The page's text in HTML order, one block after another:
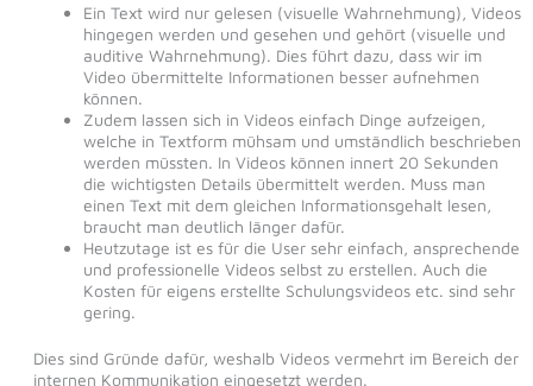
Ein Text wird nur gelesen (visuelle Wahrnehmung), Videos
hingegen werden und gesehen und gehört (visuelle und
auditive Wahrnehmung). Dies führt dazu, dass wir im
Video übermittelte Informationen besser aufnehmen
können.
Zudem lassen sich in Videos einfach Dinge aufzeigen,
welche in Textform mühsam und umständlich beschrieben
werden müssten. In Videos können innert 20 Sekunden
die wichtigsten Details übermittelt werden. Muss man
einen Text mit dem gleichen Informationsgehalt lesen,
braucht man deutlich länger dafür.
Heutzutage ist es für die User sehr einfach, ansprechende
und professionelle Videos selbst zu erstellen. Auch die
Kosten für eigens erstellte Schulungsvideos etc. sind sehr
gering.
Dies sind Gründe dafür, weshalb Videos vermehrt im Bereich der
internen Kommunikation eingesetzt werden.